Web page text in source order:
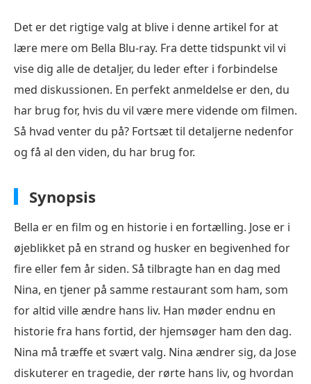
Det er det rigtige valg at blive i denne artikel for at
lære mere om Bella Blu-ray. Fra dette tidspunkt vil vi
vise dig alle de detaljer, du leder efter i forbindelse
med diskussionen. En perfekt anmeldelse er den, du
har brug for, hvis du vil være mere vidende om filmen.
Så hvad venter du på? Fortsæt til detaljerne nedenfor
og få al den viden, du har brug for.
Synopsis
Bella er en film og en historie i en fortælling. Jose er i
øjeblikket på en strand og husker en begivenhed for
fire eller fem år siden. Så tilbragte han en dag med
Nina, en tjener på samme restaurant som ham, som
for altid ville ændre hans liv. Han møder endnu en
historie fra hans fortid, der hjemsøger ham den dag.
Nina må træffe et svært valg. Nina ændrer sig, da Jose
diskuterer en tragedie, der rørte hans liv, og hvordan